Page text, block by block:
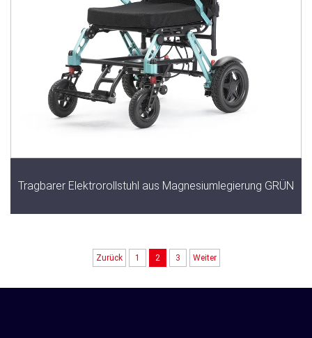
Tragbarer Elektrorollstuhl aus Magnesiumlegierung GRÜN
Zurück 1 2 3 Weiter